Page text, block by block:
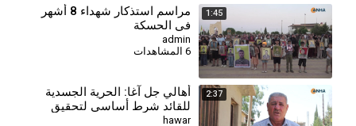
1:45
⁣مراسم استذكار شهداء 8 أشهر
في الحسكة
admin
6 المشاهدات
2:37
أهالي جل آغا: الحرية الجسدية
للقائد شرط أساسي لتحقيق
السلام وحل القضية الكردية
hawar